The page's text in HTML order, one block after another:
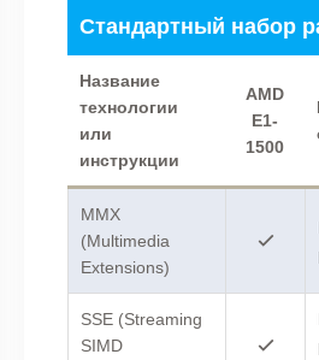
Стандартный набор
Название
технологии
или
инструкции
AMD
E1-
1500
MMX
(Multimedia
Extensions)
SSE (Streaming
SIMD